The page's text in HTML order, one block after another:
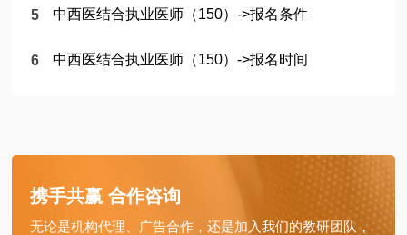
中西医结合执业医师（150）->报名条件
中西医结合执业医师（150）->报名时间
携手共赢 合作咨询
无论是机构代理、广告合作，还是加入我们的教研团队，